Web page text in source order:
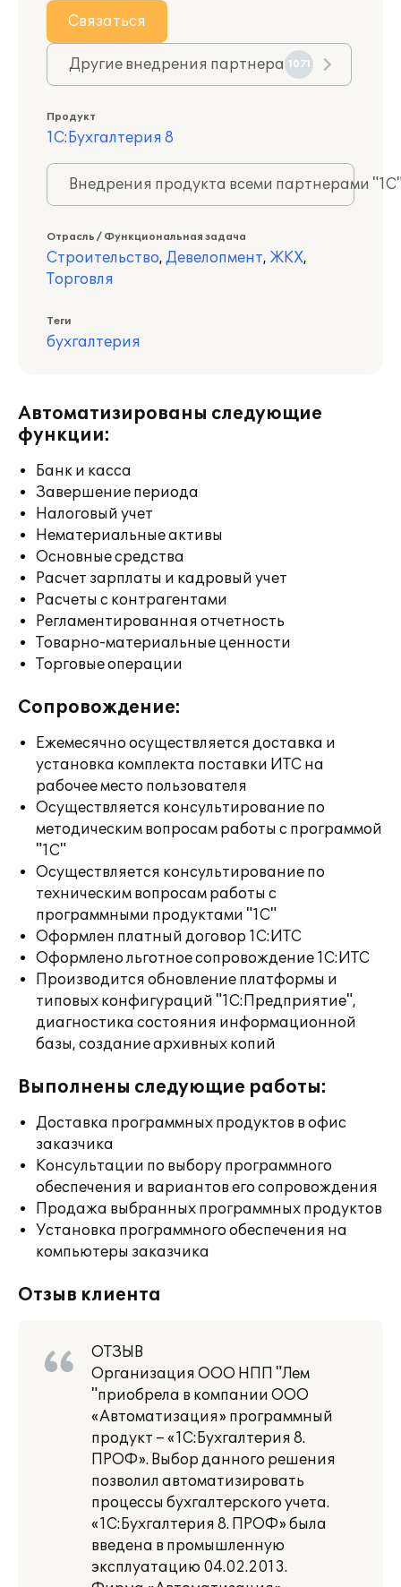
Связаться
Другие внедрения партнера 1071
Продукт
1С:Бухгалтерия 8
Внедрения продукта всеми партнерами
Отрасль / Функциональная задача
Строительство, Девелопмент, ЖКХ,
Торговля
Теги
бухгалтерия
Автоматизированы следующие
функции:
Банк и касса
Завершение периода
Налоговый учет
Нематериальные активы
Основные средства
Расчет зарплаты и кадровый учет
Расчеты с контрагентами
Регламентированная отчетность
Товарно-материальные ценности
Торговые операции
Сопровождение:
Ежемесячно осуществляется доставка и
установка комплекта поставки ИТС на
рабочее место пользователя
Осуществляется консультирование по
методическим вопросам работы с программой
"1С"
Осуществляется консультирование по
техническим вопросам работы с
программными продуктами "1С"
Оформлен платный договор 1С:ИТС
Оформлено льготное сопровождение 1С:ИТС
Производится обновление платформы и
типовых конфигураций "1С:Предприятие",
диагностика состояния информационной
базы, создание архивных копий
Выполнены следующие работы:
Доставка программных продуктов в офис
заказчика
Консультации по выбору программного
обеспечения и вариантов его сопровождения
Продажа выбранных программных продуктов
Установка программного обеспечения на
компьютеры заказчика
Отзыв клиента
ОТЗЫВ
Организация ООО НПП "Лем
"приобрела в компании ООО
«Автоматизация» программный
продукт – «1С:Бухгалтерия 8.
ПРОФ». Выбор данного решения
позволил автоматизировать
процессы бухгалтерского учета.
«1С:Бухгалтерия 8. ПРОФ» была
введена в промышленную
эксплуатацию 04.02.2013.